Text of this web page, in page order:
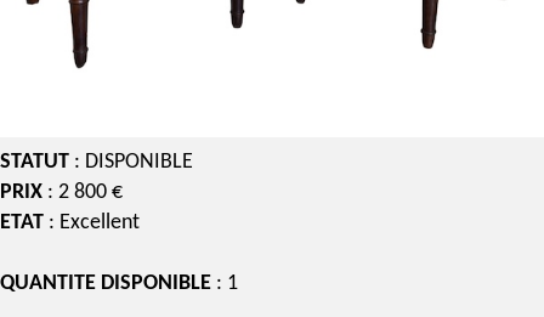
STATUT : DISPONIBLE
PRIX : 2 800 €
ETAT : Excellent
QUANTITE DISPONIBLE : 1